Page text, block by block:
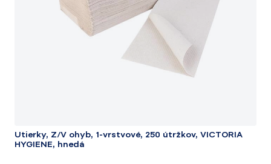
Utierky, Z/V ohyb, 1-vrstvové, 250 útržkov, VICTORIA
HYGIENE, hnedá